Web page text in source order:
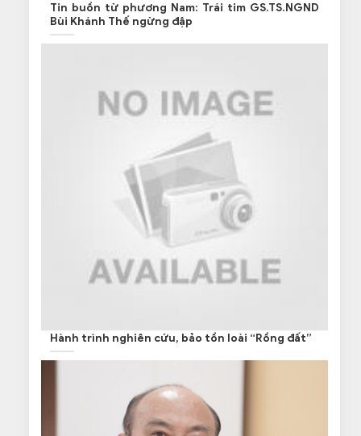
Tin buồn từ phương Nam: Trái tim GS.TS.NGND
Bùi Khánh Thế ngừng đập
Hành trình nghiên cứu, bảo tồn loài “Rồng đất”